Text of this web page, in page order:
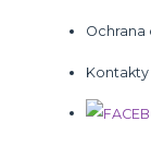
Ochrana
Kontakty